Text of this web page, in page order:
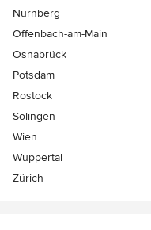
Nürnberg
Offenbach-am-Main
Osnabrück
Potsdam
Rostock
Solingen
Wien
Wuppertal
Zürich